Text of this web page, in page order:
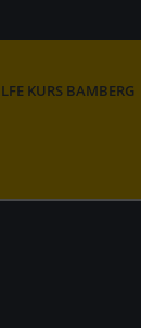
KURS BAMBERG